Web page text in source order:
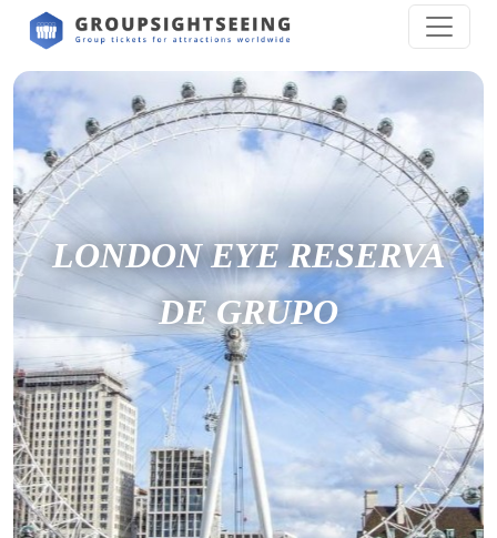
LONDON EYE RESERVA
DE GRUPO